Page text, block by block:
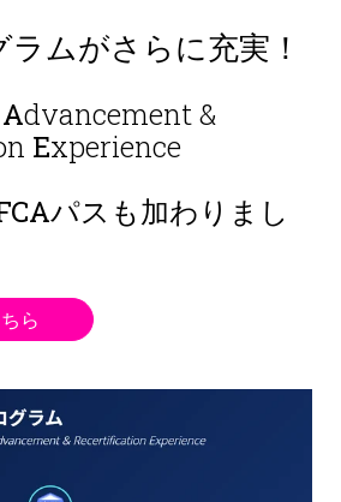
ムがさらに充実！
Advancement &
Experience
パスも加わりまし
ら